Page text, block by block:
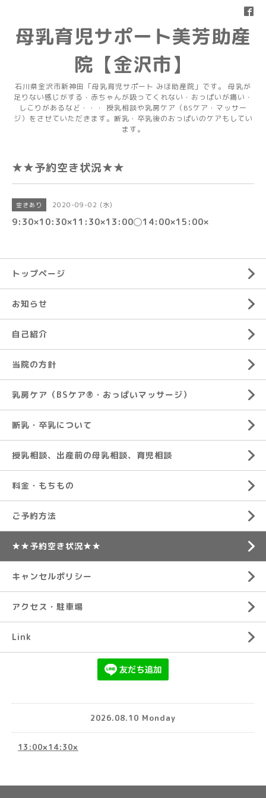
母乳育児サポート美芳助産
院【金沢市】
石川県金沢市新神田「母乳育児サポート みほ助産院」です。 母乳が
足りない感じがする・赤ちゃんが吸ってくれない・おっぱいが痛い・
しこりがあるなど・・・ 授乳相談や乳房ケア（BSケア・マッサー
ジ）をさせていただきます。断乳・卒乳後のおっぱいのケアもしてい
ます。
★★予約空き状況★★
空きあり 2020-09-02 (水)
9:30×10:30×11:30×13:00◯14:00×15:00×
トップページ
お知らせ
自己紹介
当院の方針
乳房ケア（BSケア®︎・おっぱいマッサージ）
断乳・卒乳について
授乳相談、出産前の母乳相談、育児相談
料金・もちもの
ご予約方法
★★予約空き状況★★
キャンセルポリシー
アクセス・駐車場
Link
2026.08.10 Monday
13:00×14:30×